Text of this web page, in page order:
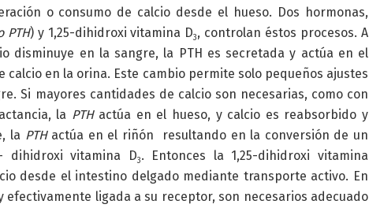
o consumo de calcio desde el hueso. Dos hormonas,
PTH) y 1,25-dihidroxi vitamina D3, controlan éstos procesos. A
disminuye en la sangre, la PTH es secretada y actúa en el
en la orina. Este cambio permite solo pequeños ajustes
Si mayores cantidades de calcio son necesarias, como con
la PTHactúa en el hueso, y calcio es reabsorbido y
la PTHactúa en el riñón resultando en la conversión de un
dihidroxi vitamina D3. Entonces la 1,25-dihidroxi vitamina
desde el intestino delgado mediante transporte activo. En
efectivamente ligada a su receptor, son necesarios adecuado